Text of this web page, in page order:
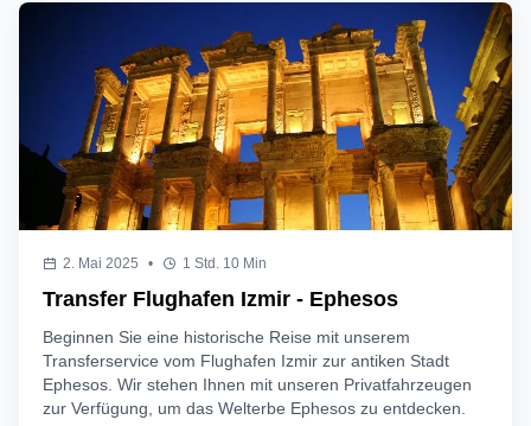
2. Mai 2025 • 1 Std. 10 Min
Transfer Flughafen Izmir - Ephesos
Beginnen Sie eine historische Reise mit unserem
Transferservice vom Flughafen Izmir zur antiken Stadt
Ephesos. Wir stehen Ihnen mit unseren Privatfahrzeugen
zur Verfügung, um das Welterbe Ephesos zu entdecken.